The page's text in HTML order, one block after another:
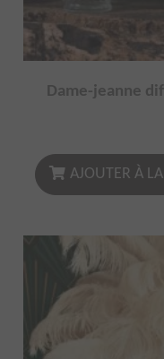
Dame-jeanne
AJOUTER À